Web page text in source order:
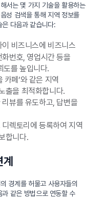
서는 몇 가지 기술을 활용하는
성 검색을 통해 지역 정보를
다음과 같습니다:
이 비즈니스에 비즈니스
번호, 영업시간 등을
도를 높입니다.
카페’와 같은 지역
출을 최적화합니다.
뷰를 유도하고, 답변을
렉토리에 등록하여 지역
합니다.
계
경계를 허물고 사용자들의
같은 방법으로 연동할 수